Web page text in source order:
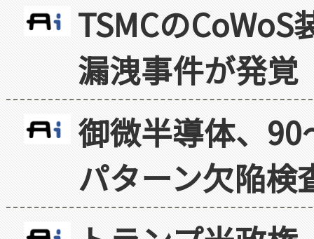
TSMCの
漏洩事件が発覚
御微半導体、
パターン欠陥検